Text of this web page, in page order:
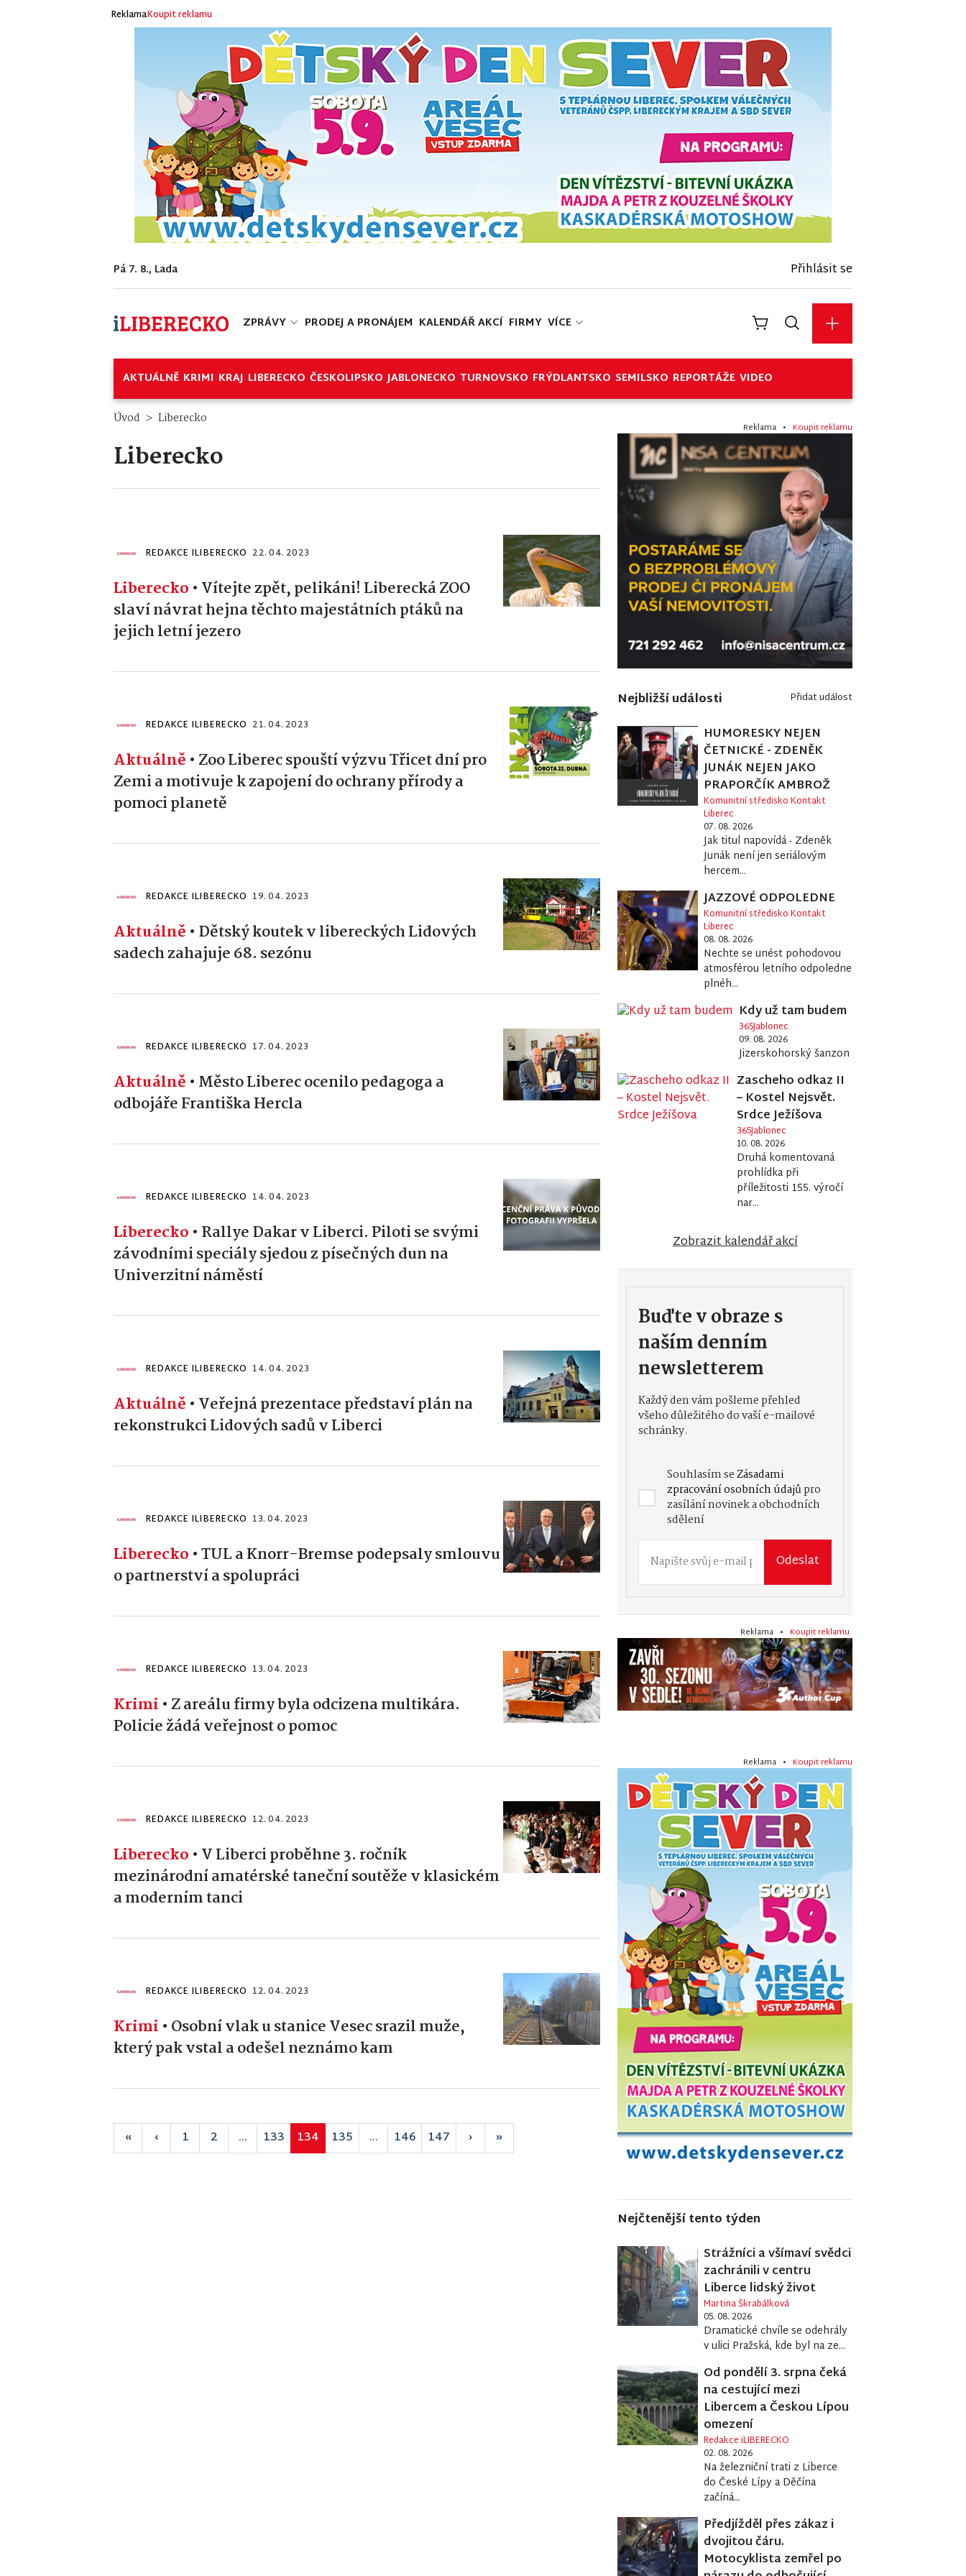
ReklamaKoupit reklamu
Pá 7. 8., Lada Přihlásit se
ZPRÁVY PRODEJ A PRONÁJEM KALENDÁŘ AKCÍ FIRMY VÍCE
AKTUÁLNĚ KRIMI KRAJ LIBERECKO ČESKOLIPSKO JABLONECKO TURNOVSKO FRÝDLANTSKO SEMILSKO REPORTÁŽE VIDEO
Úvod Liberecko
Liberecko
REDAKCE ILIBERECKO 22. 04. 2023
Liberecko • Vítejte zpět, pelikáni! Liberecká ZOO
slaví návrat hejna těchto majestátních ptáků na
jejich letní jezero
REDAKCE ILIBERECKO 21. 04. 2023
Aktuálně • Zoo Liberec spouští výzvu Třicet dní pro
Zemi a motivuje k zapojení do ochrany přírody a
pomoci planetě
REDAKCE ILIBERECKO 19. 04. 2023
Aktuálně • Dětský koutek v libereckých Lidových
sadech zahajuje 68. sezónu
REDAKCE ILIBERECKO 17. 04. 2023
Aktuálně • Město Liberec ocenilo pedagoga a
odbojáře Františka Hercla
REDAKCE ILIBERECKO 14. 04. 2023
Liberecko • Rallye Dakar v Liberci. Piloti se svými
závodními speciály sjedou z písečných dun na
Univerzitní náměstí
REDAKCE ILIBERECKO 14. 04. 2023
Aktuálně • Veřejná prezentace představí plán na
rekonstrukci Lidových sadů v Liberci
REDAKCE ILIBERECKO 13. 04. 2023
Liberecko •TUL a Knorr-Bremse podepsaly smlouvu
o partnerství a spolupráci
REDAKCE ILIBERECKO 13. 04. 2023
Krimi • Z areálu firmy byla odcizena multikára.
Policie žádá veřejnost o pomoc
REDAKCE ILIBERECKO 12. 04. 2023
Liberecko • V Liberci proběhne 3. ročník
mezinárodní amatérské taneční soutěže v klasickém
a moderním tanci
REDAKCE ILIBERECKO 12. 04. 2023
Krimi • Osobní vlak u stanice Vesec srazil muže,
který pak vstal a odešel neznámo kam
« ‹ 1 2 ... 133 134 135 ... 146 147 › »
Reklama • Koupit reklamu
Nejbližší události Přidat událost
HUMORESKY NEJEN
ČETNICKÉ - ZDENĚK
JUNÁK NEJEN JAKO
PRAPORČÍK AMBROŽ
Komunitní středisko Kontakt
Liberec
07. 08. 2026
Jak titul napovídá - Zdeněk
Junák není jen seriálovým
hercem...
JAZZOVÉ ODPOLEDNE
Komunitní středisko Kontakt
Liberec
08. 08. 2026
Nechte se unést pohodovou
atmosférou letního odpoledne
plnéh...
Kdy už tam budem
365Jablonec
09. 08. 2026
Jizerskohorský šanzon
Zascheho odkaz II
– Kostel Nejsvět.
Srdce Ježíšova
365Jablonec
10. 08. 2026
Druhá komentovaná
prohlídka při
příležitosti 155. výročí
nar...
Zobrazit kalendář akcí
Buďte v obraze s
naším denním
newsletterem
Každý den vám pošleme přehled
všeho důležitého do vaší e-mailové
schránky.
Souhlasím seZásadami
zpracování osobních údajůpro
zasílání novinek a obchodních
sdělení
Odeslat
Reklama • Koupit reklamu
Reklama • Koupit reklamu
Nejčtenější tento týden
Strážníci a všímaví svědci
zachránili v centru
Liberce lidský život
Martina Škrabálková
05. 08. 2026
Dramatické chvíle se odehrály
v ulici Pražská, kde byl na ze...
Od pondělí 3. srpna čeká
na cestující mezi
Libercem a Českou Lípou
omezení
Redakce iLIBERECKO
02. 08. 2026
Na železniční trati z Liberce
do České Lípy a Děčína
začíná...
Předjížděl přes zákaz i
dvojitou čáru.
Motocyklista zemřel po